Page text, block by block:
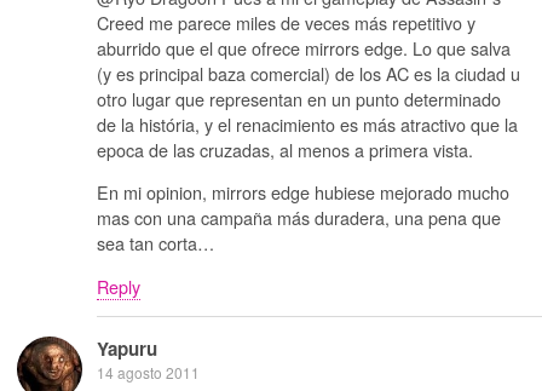
Creed me parece miles de veces más repetitivo y
aburrido que el que ofrece mirrors edge. Lo que salva
(y es principal baza comercial) de los AC es la ciudad u
otro lugar que representan en un punto determinado
de la história, y el renacimiento es más atractivo que la
epoca de las cruzadas, al menos a primera vista.
En mi opinion, mirrors edge hubiese mejorado mucho
mas con una campaña más duradera, una pena que
sea tan corta…
Reply
Yapuru
14 agosto 2011